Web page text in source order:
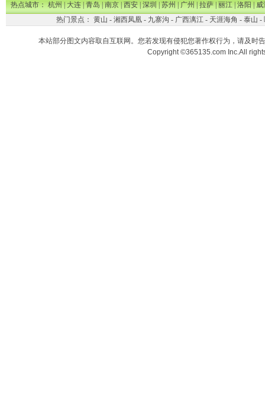
热点城市：杭州|大连|青岛|南京|西安|深圳|苏州|广州|拉萨|丽江|洛阳|威
热门景点： 黄山 - 湘西凤凰- 九寨沟 - 广西漓江- 天涯海角 - 泰山 -
本站部分图文内容取自互联网。您若发现有侵犯您著作权行为，请及时
Copyright ©365135.com Inc.All